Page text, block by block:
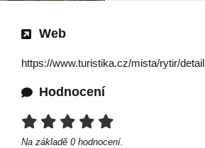
Web
https://www.turistika.cz/mista/rytir/detail
Hodnocení
Na základě 0 hodnocení.